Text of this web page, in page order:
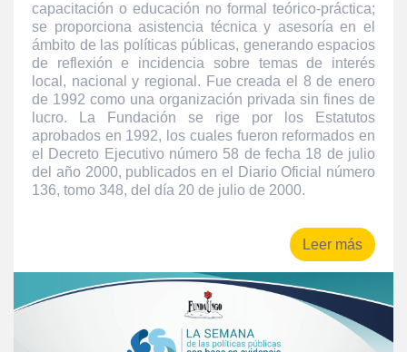
capacitación o educación no formal teórico-práctica;
se proporciona asistencia técnica y asesoría en el
ámbito de las políticas públicas, generando espacios
de reflexión e incidencia sobre temas de interés
local, nacional y regional. Fue creada el 8 de enero
de 1992 como una organización privada sin fines de
lucro. La Fundación se rige por los Estatutos
aprobados en 1992, los cuales fueron reformados en
el Decreto Ejecutivo número 58 de fecha 18 de julio
del año 2000, publicados en el Diario Oficial número
136, tomo 348, del día 20 de julio de 2000.
Leer más